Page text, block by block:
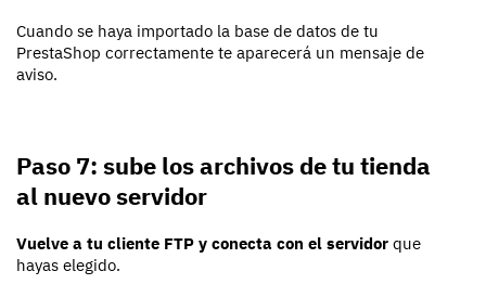
Cuando se haya importado la base de datos de tu
PrestaShop correctamente te aparecerá un mensaje de
aviso.
Paso 7: sube los archivos de tu tienda
al nuevo servidor
Vuelve a tu cliente FTP y conecta con el servidor que
hayas elegido.